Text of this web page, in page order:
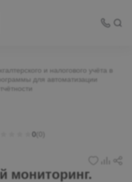
и налогового учёта в
для автоматизации
0(0)
мониторинг.